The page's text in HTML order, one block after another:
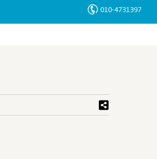
010-4731397